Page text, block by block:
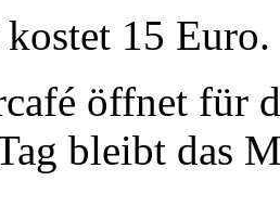
15 Euro.
öffnet für
bleibt das